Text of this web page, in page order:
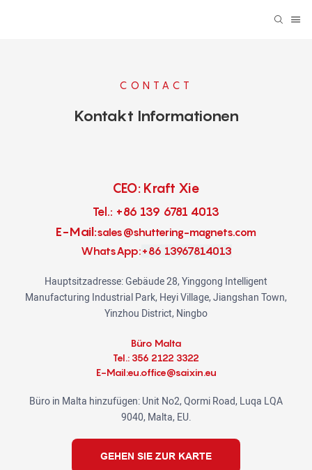
CONTACT
Kontakt Informationen
CEO: Kraft Xie
Tel.: +86 139 6781 4013
E-Mail:sales@shuttering-magnets.com
WhatsApp:+86 13967814013
Hauptsitzadresse: Gebäude 28, Yinggong Intelligent
Manufacturing Industrial Park, Heyi Village, Jiangshan Town,
Yinzhou District, Ningbo
Büro Malta
Tel.: 356 2122 3322
E-Mail:eu.office@saixin.eu
Büro in Malta hinzufügen:Unit No2, Qormi Road, Luqa LQA
9040, Malta, EU.
GEHEN SIE ZUR KARTE